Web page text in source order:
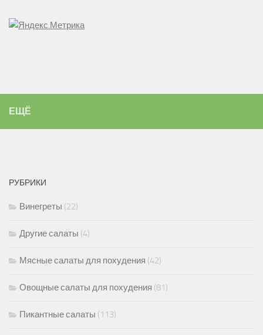
ЕЩЁ
РУБРИКИ
Винегреты (22)
Другие салаты (4)
Мясные салаты для похудения (42)
Овощные салаты для похудения (81)
Пикантные салаты (113)